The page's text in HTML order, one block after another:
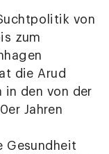
von
zum
die Arud
in den von der
Jahren
Gesundheit